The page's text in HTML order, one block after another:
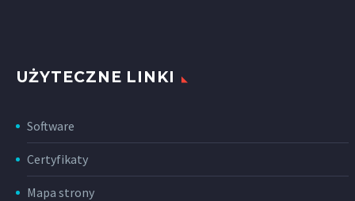
UŻYTECZNE LINKI
Software
Certyfikaty
Mapa strony